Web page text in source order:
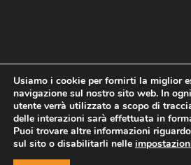
Home Statuto e bilancio
Privacy
Cookie Child
Copyright © 2021 AddioPizzo | Tutti i
Usiamo i cookie per fornirti la miglior
navigazione sul nostro sito web. In
utente verrà utilizzato a scopo di
delle interazioni sarà effettuata in
Puoi trovare altre informazioni
sul sito o disabilitarli nelle